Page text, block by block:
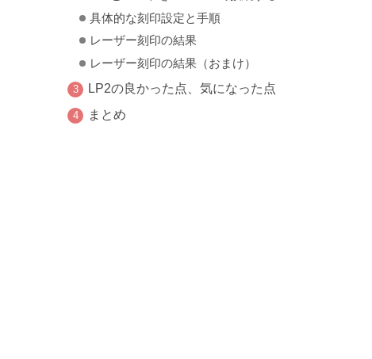
具体的な刻印設定と手順
レーザー刻印の結果
レーザー刻印の結果（おまけ）
LP2の良かった点、気になった点
まとめ